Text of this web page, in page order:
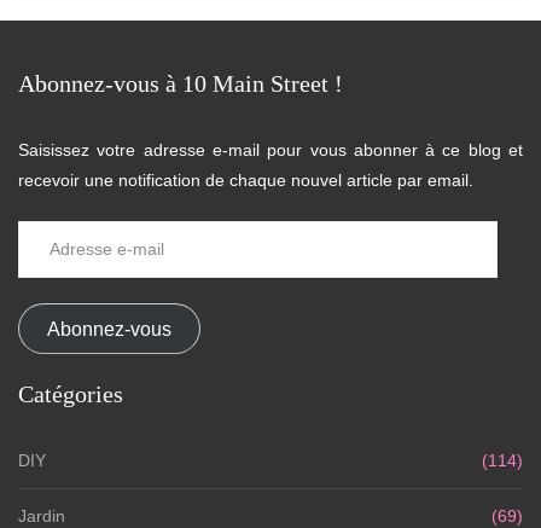
Abonnez-vous à 10 Main Street !
Saisissez votre adresse e-mail pour vous abonner à ce blog et
recevoir une notification de chaque nouvel article par email.
Abonnez-vous
Catégories
DIY (114)
Jardin (69)